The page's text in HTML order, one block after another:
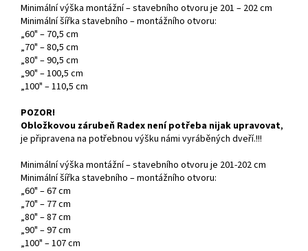
Minimální výška montážní – stavebního otvoru je 201 – 202 cm
Minimální šířka stavebního – montážního otvoru:
„60" – 70,5 cm
„70" – 80,5 cm
„80" – 90,5 cm
„90" – 100,5 cm
„100" – 110,5 cm
POZOR!
Obložkovou zárubeň Radex není potřeba nijak upravovat,
je připravena na potřebnou výšku námi vyráběných dveří.!!!
Minimální výška montážní – stavebního otvoru je 201-202 cm
Minimální šířka stavebního – montážního otvoru:
„60" – 67 cm
„70" – 77 cm
„80" – 87 cm
„90" – 97 cm
„100" – 107 cm